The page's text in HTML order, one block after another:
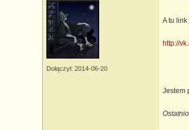
Dołączył: 2014-06-20
A tu
http://
Jestem